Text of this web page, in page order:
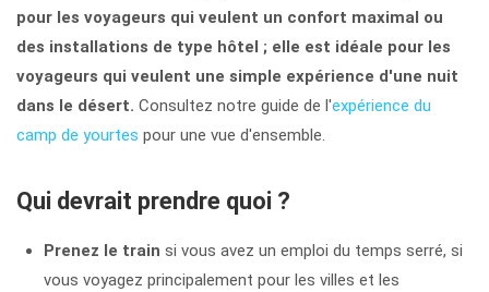
pour les voyageurs qui veulent un confort maximal ou
des installations de type hôtel ; elle est idéale pour les
voyageurs qui veulent une simple expérience d'une nuit
dans le désert. Consultez notre guide de l'expérience du
camp de yourtes pour une vue d'ensemble.
Qui devrait prendre quoi ?
Prenez le train si vous avez un emploi du temps serré, si
vous voyagez principalement pour les villes et les